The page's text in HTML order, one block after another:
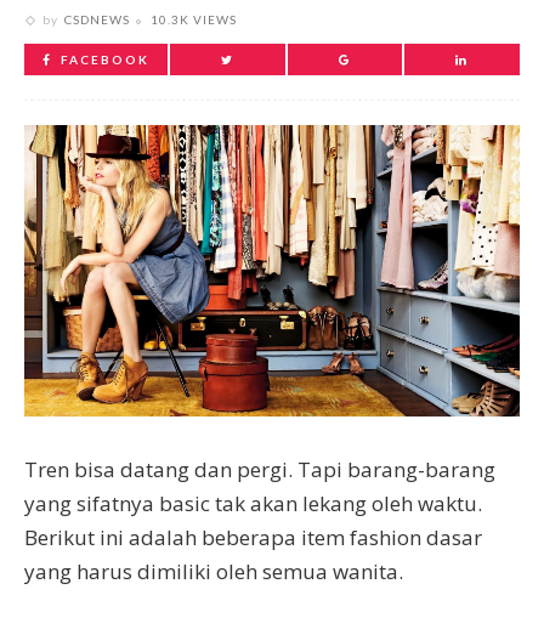
by CSDNEWS 10.3K VIEWS
FACEBOOK
Tren bisa datang dan pergi. Tapi barang-barang
yang sifatnya basic tak akan lekang oleh waktu.
Berikut ini adalah beberapa item fashion dasar
yang harus dimiliki oleh semua wanita.